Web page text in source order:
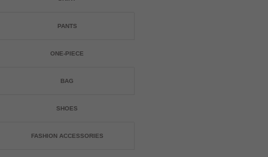
PANTS
ONE-PIECE
BAG
SHOES
FASHION ACCESSORIES